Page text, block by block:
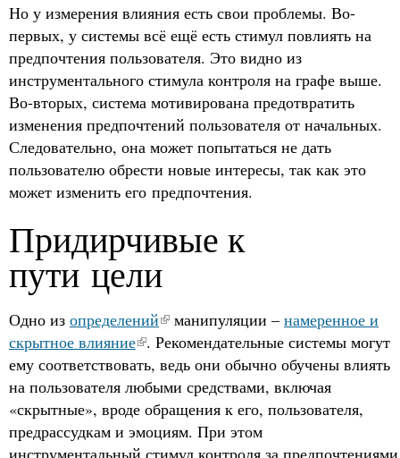
Но у измерения влияния есть свои проблемы. Во-
первых, у системы всё ещё есть стимул повлиять на
предпочтения пользователя. Это видно из
инструментального стимула контроля на графе выше.
Во-вторых, система мотивирована предотвратить
изменения предпочтений пользователя от начальных.
Следовательно, она может попытаться не дать
пользователю обрести новые интересы, так как это
может изменить его предпочтения.
Придирчивые к
пути цели
Одно из определений манипуляции – намеренное и
скрытное влияние . Рекомендательные системы могут
ему соответствовать, ведь они обычно обучены влиять
на пользователя любыми средствами, включая
«скрытные», вроде обращения к его, пользователя,
предрассудкам и эмоциям. При этом
инструментальный стимул контроля за предпочтениями